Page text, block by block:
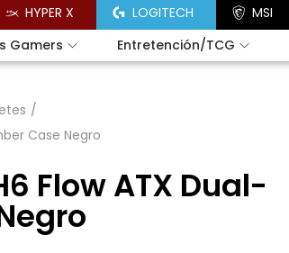
HYPER X LOGITECH MSI
Gamers Entretención/TCG
/
Case Negro
Flow ATX Dual-